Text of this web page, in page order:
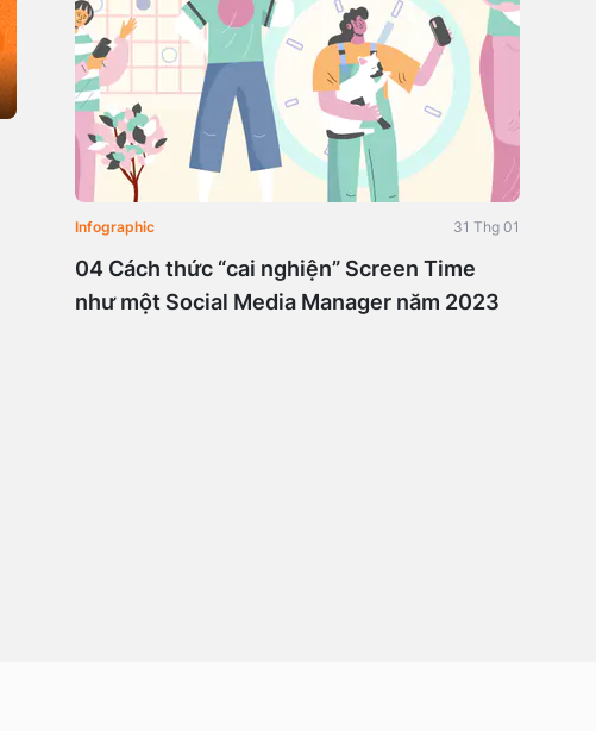
04 Cách thức “cai nghiện” Screen Time
như một Social Media Manager năm 2023
Infographic 31 Thg 01